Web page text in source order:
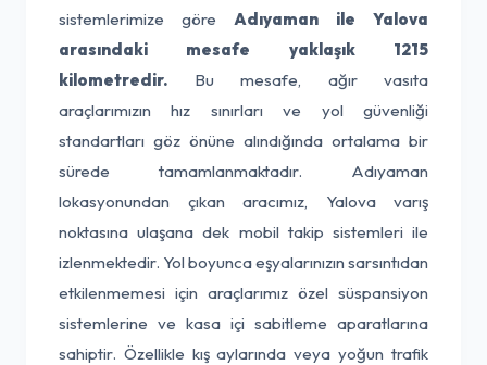
sistemlerimize göre Adıyaman ile Yalova
arasındaki mesafe yaklaşık 1215
kilometredir. Bu mesafe, ağır vasıta
araçlarımızın hız sınırları ve yol güvenliği
standartları göz önüne alındığında ortalama bir
sürede tamamlanmaktadır. Adıyaman
lokasyonundan çıkan aracımız, Yalova varış
noktasına ulaşana dek mobil takip sistemleri ile
izlenmektedir. Yol boyunca eşyalarınızın sarsıntıdan
etkilenmemesi için araçlarımız özel süspansiyon
sistemlerine ve kasa içi sabitleme aparatlarına
sahiptir. Özellikle kış aylarında veya yoğun trafik